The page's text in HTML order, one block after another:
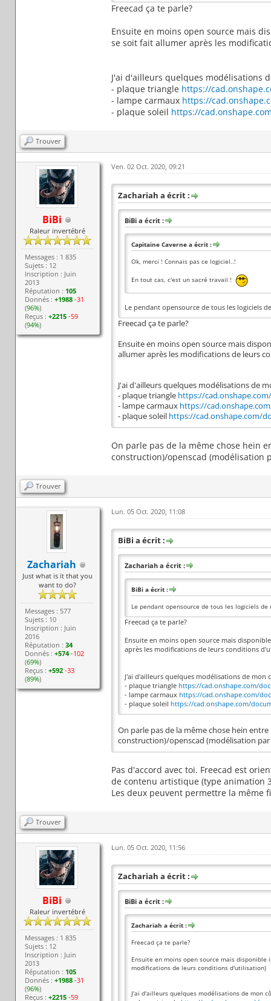
Freecad ça te parle?
Ensuite en moins open source mais
se soit fait allumer après les
J'ai d'ailleurs quelques modélisations
- plaque triangle https://
- lampe carmaux https://
- plaque soleil https://
Trouver
BiBi
Raleur invertébré
Messages : 1 835
Sujets : 12
Inscription : Juin
2013
Réputation : 105
Donnés :+1988 -31
(96%)
Reçus :+2215 -59
(94%)
Ven. 02 Oct. 2020, 09:21
Zachariah a écrit :
BiBi a écrit :
Capitaine Caverne a écrit :
Ok, merci ! Connais pas ce logiciel..!
En tout cas, c'est un sacré travail !
Le pendant opensource de tous les logiciels
Freecad ça te parle?
Ensuite en moins open source mais
allumer après les modifications de leurs
J'ai d'ailleurs quelques modélisations de
- plaque triangle https://
- lampe carmaux https://
- plaque soleil https://cad.onshape.com/
On parle pas de la même chose hein
construction)/openscad (modélisation
Trouver
Zachariah
Just what is it that you
want to do?
Messages : 577
Sujets : 10
Inscription : Juin
2016
Réputation :34
Donnés :+574 -102
(69%)
Reçus :+592 -33
(89%)
Lun. 05 Oct. 2020, 11:08
BiBi a écrit :
Zachariah a écrit :
BiBi a écrit :
Le pendant opensource de tous les logiciels de
Freecad ça te parle?
Ensuite en moins open source mais
après les modifications de leurs conditions
J'ai d'ailleurs quelques modélisations de mon
- plaque triangle https://cad.onshape.com/
- lampe carmaux https://cad.onshape.com/
- plaque soleil https://cad.onshape.com/
On parle pas de la même chose hein
construction)/openscad (modélisation
Pas d'accord avec toi. Freecad est
de contenu artistique (type animation
Les deux peuvent permettre la même
Trouver
BiBi
Raleur invertébré
Messages : 1 835
Sujets : 12
Inscription : Juin
2013
Réputation : 105
Donnés :+1988 -31
(96%)
Reçus :+2215 -59
Lun. 05 Oct. 2020, 11:56
Zachariah a écrit :
BiBi a écrit :
Zachariah a écrit :
Freecad ça te parle?
Ensuite en moins open source mais
modifications de leurs conditions d'utilisation)
J'ai d'ailleurs quelques modélisations de mon